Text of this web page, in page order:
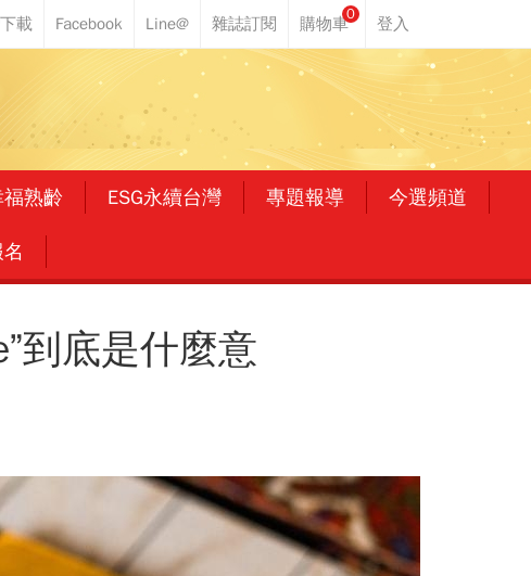
0
福熟齡 ESG永續台灣 專題報導 今選頻道
到底是什麼意